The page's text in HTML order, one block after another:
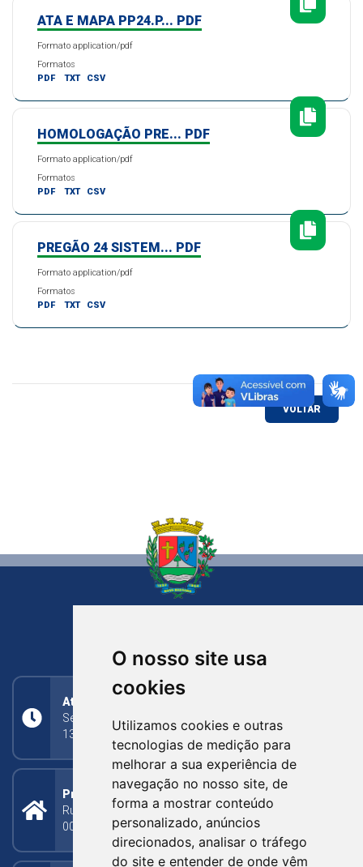
O nosso site usa
cookies
Utilizamos cookies e outras
tecnologias de medição para
melhorar a sua experiência de
navegação no nosso site, de
forma a mostrar conteúdo
personalizado, anúncios
direcionados, analisar o tráfego
do site e entender de onde vêm
ATA E MAPA PP24.P... PDF
Formato application/pdf
Formatos
PDF
TXT CSV
HOMOLOGAÇÃO PRE... PDF
Formato application/pdf
Formatos
PDF
TXT CSV
PREGÃO 24 SISTEM... PDF
Formato application/pdf
Formatos
PDF
TXT CSV
VOLTAR
Atendimento
Segunda a Sexta: 8h às 11h30min (manhã);
13h30min às 17h (tarde)
Prefeitura Municipal
Rua Silva Jardim, 505 - Bairro Centro - CEP: 95340-
000